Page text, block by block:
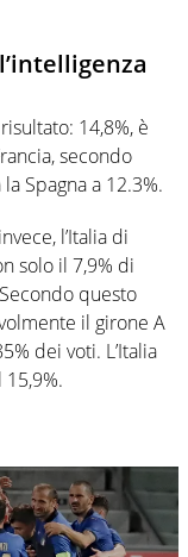
14,8%, è
secondo
Spagna a 12.3%.
l’Italia di
solo il 7,9% di
questo
il girone A
dei voti. L’Italia